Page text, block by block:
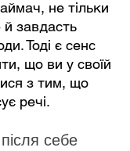
не тільки
завдасть
Тоді є сенс
що ви у своїй
з тим, що
речі.
себе